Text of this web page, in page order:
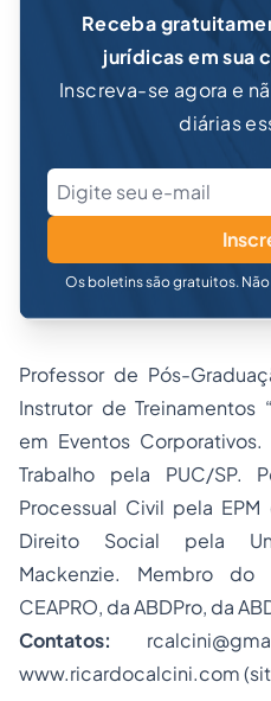
Receba
jurídicas em sua
Inscreva-se agora e
diárias
Os boletins são gratuitos.
Professor de Pós-
Instrutor de Treinamentos
em Eventos
Trabalho pela PUC/SP.
Processual Civil pela
Direito Social pela
Mackenzie. Membro do
CEAPRO, da ABDPro, da
Contatos:
www.ricardocalcini.com